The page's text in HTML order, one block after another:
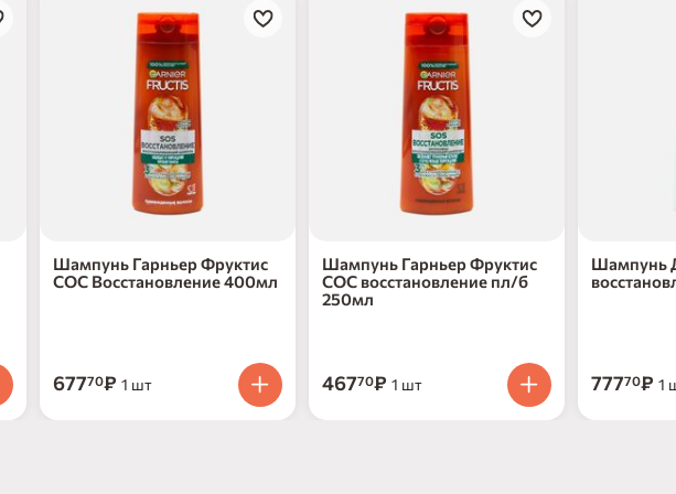
Шампунь Гарньер Фруктис
СОС Восстановление 400мл
67770₽ 1 шт
Шампунь Гарньер Фруктис
СОС восстановление пл/б
250мл
46770₽ 1 шт
Шампунь
77770₽ 1